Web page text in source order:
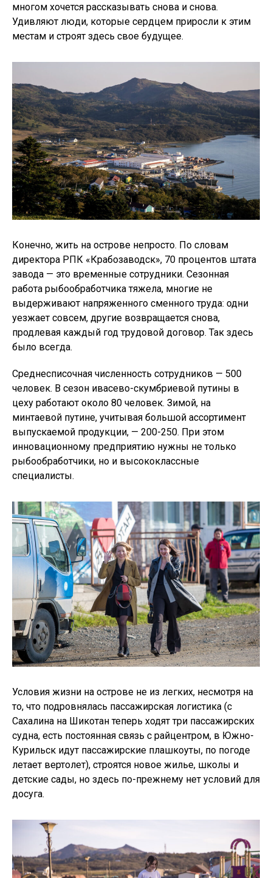
многом хочется рассказывать снова и снова.
Удивляют люди, которые сердцем приросли к этим
местам и строят здесь свое будущее.
Конечно, жить на острове непросто. По словам
директора РПК «Крабозаводск», 70 процентов штата
завода — это временные сотрудники. Сезонная
работа рыбообработчика тяжела, многие не
выдерживают напряженного сменного труда: одни
уезжает совсем, другие возвращается снова,
продлевая каждый год трудовой договор. Так здесь
было всегда.
Среднесписочная численность сотрудников — 500
человек. В сезон ивасево-скумбриевой путины в
цеху работают около 80 человек. Зимой, на
минтаевой путине, учитывая большой ассортимент
выпускаемой продукции, — 200-250. При этом
инновационному предприятию нужны не только
рыбообработчики, но и высококлассные
специалисты.
Условия жизни на острове не из легких, несмотря на
то, что подровнялась пассажирская логистика (с
Сахалина на Шикотан теперь ходят три пассажирских
судна, есть постоянная связь с райцентром, в Южно-
Курильск идут пассажирские плашкоуты, по погоде
летает вертолет), строятся новое жилье, школы и
детские сады, но здесь по-прежнему нет условий для
досуга.